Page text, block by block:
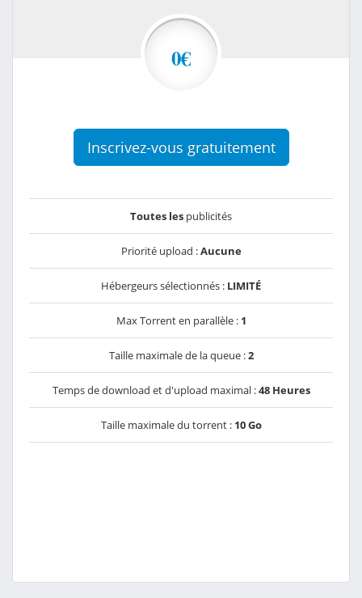
0€
Inscrivez-vous gratuitement
Toutes les publicités
Priorité upload :Aucune
Hébergeurs sélectionnés : LIMITÉ
Max Torrent en parallèle : 1
Taille maximale de la queue :2
Temps de download et d'upload maximal :48 Heures
Taille maximale du torrent : 10 Go